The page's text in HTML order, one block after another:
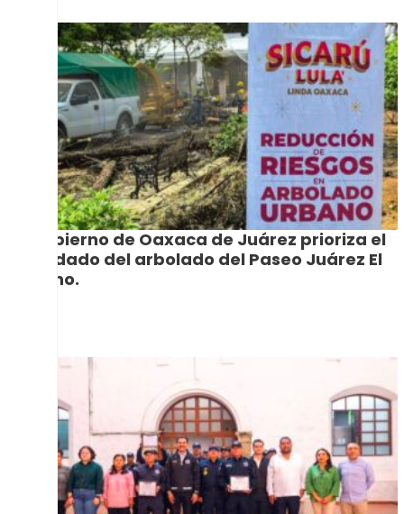
Gobierno de Oaxaca de Juárez prioriza el
cuidado del arbolado del Paseo Juárez El
Llano.